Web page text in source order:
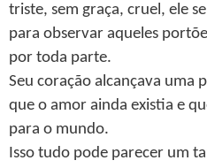
triste, sem graça, cruel, ele
para observar aqueles
por toda parte.
Seu coração alcançava uma
que o amor ainda existia e
para o mundo.
Isso tudo pode parecer um